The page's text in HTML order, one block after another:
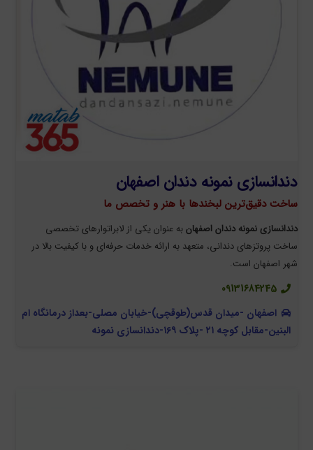
دندانسازی نمونه دندان اصفهان
ساخت دقیق‌ترین لبخندها با هنر و تخصص ما
دندانسازی نمونه دندان اصفهانبه عنوان یکی از لابراتوارهای تخصصی
ساخت پروتزهای دندانی، متعهد به ارائه خدمات حرفه‌ای و با کیفیت بالا در
شهر اصفهان است.
09131684245
اصفهان -میدان قدس(طوقچی)-خیابان مصلی-بعداز درمانگاه ام
البنین-مقابل کوچه ۲۱ -پلاک ۱۶۹-دندانسازی نمونه